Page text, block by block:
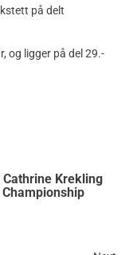
på delt
og ligger på del 29.-
Krekling